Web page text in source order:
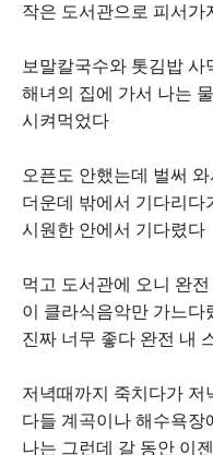
작은 도서관으로 피서가
보말칼국수와 톳김밥 사
해녀의 집에 가서 나는
시켜먹었다
오픈도 안했는데 벌써
더운데 밖에서 기다리다
시원한 안에서 기다렸다
먹고 도서관에 오니 완
이 클라식음악만 가느다
진짜 너무 좋다 완전 내
저녁때까지 죽치다가
다들 계곡이나 해수욕장
나는 그런데 갈 동안 이